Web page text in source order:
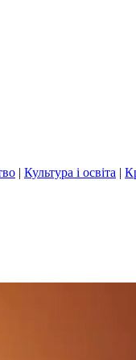
| Культура і освіта |